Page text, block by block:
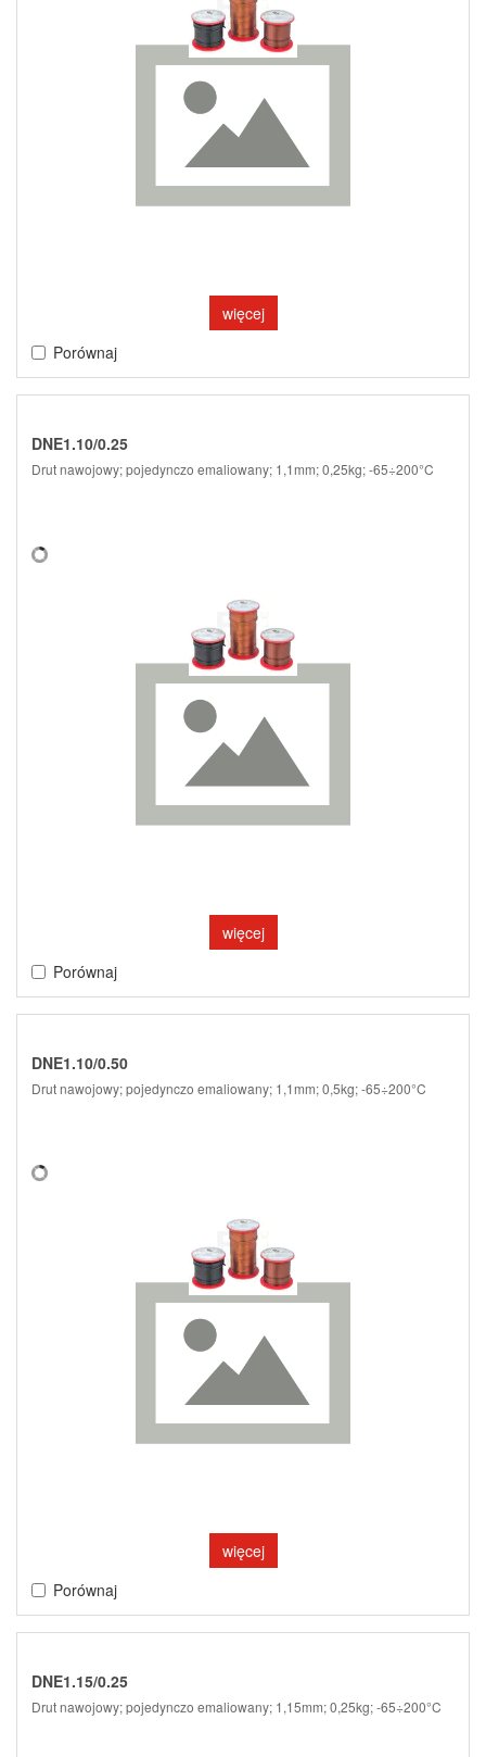
więcej
Porównaj
DNE1.10/0.25
Drut nawojowy; pojedynczo emaliowany; 1,1mm; 0,25kg; -65÷200°C
więcej
Porównaj
DNE1.10/0.50
Drut nawojowy; pojedynczo emaliowany; 1,1mm; 0,5kg; -65÷200°C
więcej
Porównaj
DNE1.15/0.25
Drut nawojowy; pojedynczo emaliowany; 1,15mm; 0,25kg; -65÷200°C